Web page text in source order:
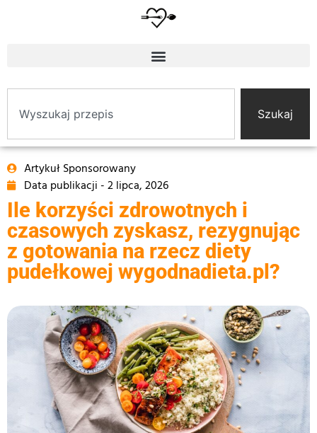
Szukaj
Artykuł Sponsorowany
Data publikacji - 2 lipca, 2026
Ile korzyści zdrowotnych i
czasowych zyskasz, rezygnując
z gotowania na rzecz diety
pudełkowej wygodnadieta.pl?